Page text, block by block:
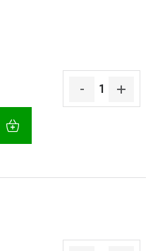
Často kladené dotazy
Ochrana osobních údajú